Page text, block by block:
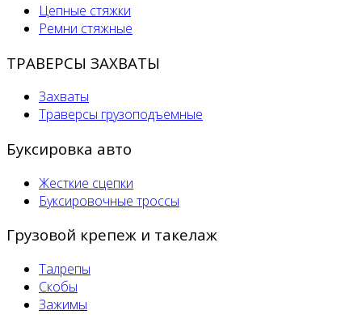
Цепные стяжки
Ремни стяжные
ТРАВЕРСЫ ЗАХВАТЫ
Захваты
Траверсы грузоподъемные
Буксировка авто
Жесткие сцепки
Буксировочные троссы
Грузовой крепеж и такелаж
Талрепы
Скобы
Зажимы